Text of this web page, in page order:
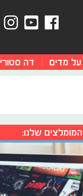
על מדים דה סטורי
המומלצים שלנו: